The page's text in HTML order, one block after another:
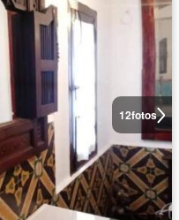
12fotos